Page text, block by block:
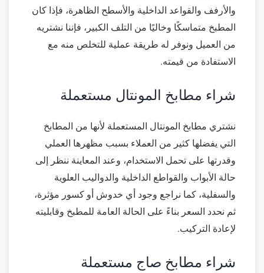
والأرفف والقواعد الداخلية والأسطح الظاهرة، فإذا كان
المطبخ متماسكًا وخاليًا من التلف الكبير، فإننا نشتريه
من العميل ونوفر له طريقة عملية للتخلص منه مع
الاستفادة من قيمته.
شراء مطابخ المونتال مستعملة
نشتري مطابخ المونتال المستعملة لأنها من المطابخ
التي يفضلها كثير من العملاء بسبب مظهرها العملي
وقدرتها على تحمل الاستخدام، وعند المعاينة ننظر إلى
حالة الأبواب والقواطع الداخلية والدواليب العلوية
والسفلية، كما نراجع وجود أي خدوش أو كسور مؤثرة،
ثم نحدد السعر بناءً على الحالة العامة للمطبخ وقابليته
لإعادة التركيب.
شراء مطابخ صاج مستعملة